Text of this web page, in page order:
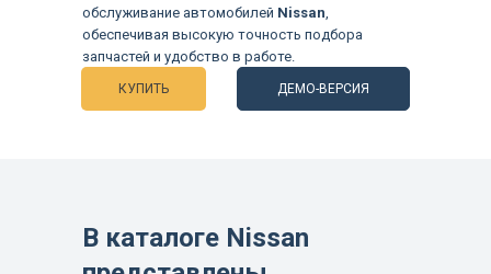
КУПИТЬ ДЕМО-ВЕРСИЯ
обслуживание автомобилей Nissan,
обеспечивая высокую точность подбора
запчастей и удобство в работе.
В каталоге Nissan